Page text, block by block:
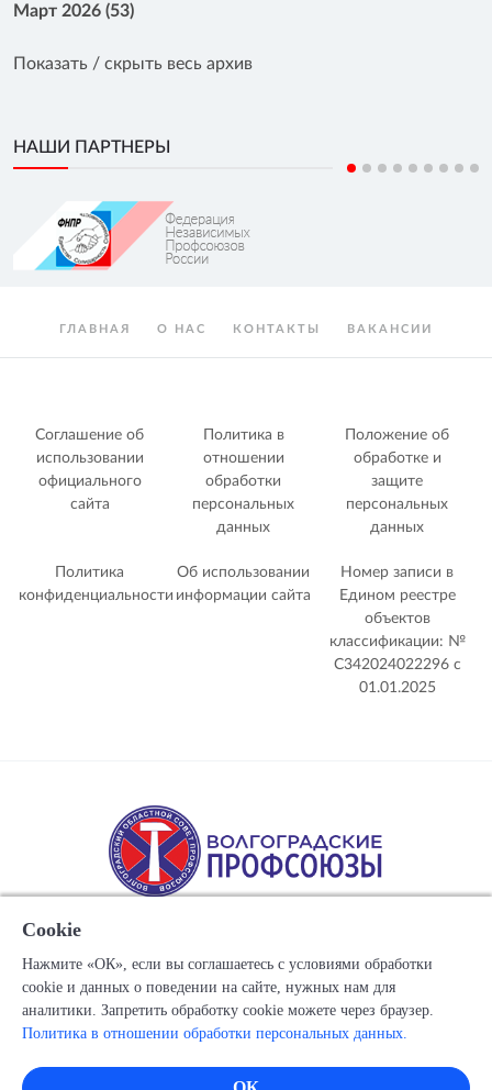
Март 2026 (53)
Показать / скрыть весь архив
НАШИ ПАРТНЕРЫ
ГЛАВНАЯ О НАС КОНТАКТЫ ВАКАНСИИ
Соглашение об
использовании
официального
сайта
Политика в
отношении
обработки
персональных
данных
Положение об
обработке и
защите
персональных
данных
Политика
конфиденциальности
Об использовании
информации сайта
Номер записи в
Едином реестре
объектов
классификации: №
С342024022296 c
01.01.2025
Copyright © 1917-2025 Союз организаций профсоюзов
"Волгоградский областной Совет профессиональных
Все права защищены.
Cookie
Нажмите «ОК», если вы соглашаетесь с условиями обработки
cookie и данных о поведении на сайте, нужных нам для
аналитики. Запретить обработку cookie можете через браузер.
Политика в отношении обработки персональных данных.